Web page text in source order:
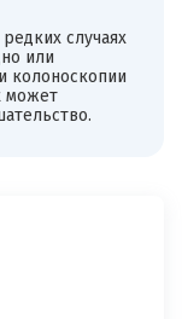
случаях
или
колоноскопии
может